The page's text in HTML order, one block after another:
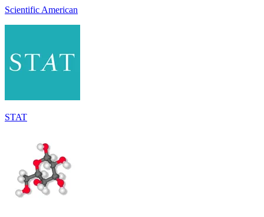
Scientific American
STAT